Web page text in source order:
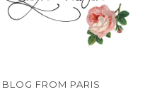
FROM PARIS